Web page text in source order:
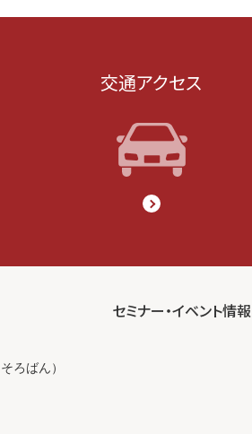
交通アクセス
ろばん）
セミナー・イベント情報